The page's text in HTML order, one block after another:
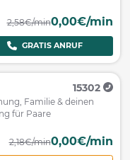
2,58€/min0,00€/min
GRATIS ANRUF
15302
Familie & deinen
für Paare
2,18€/min0,00€/min